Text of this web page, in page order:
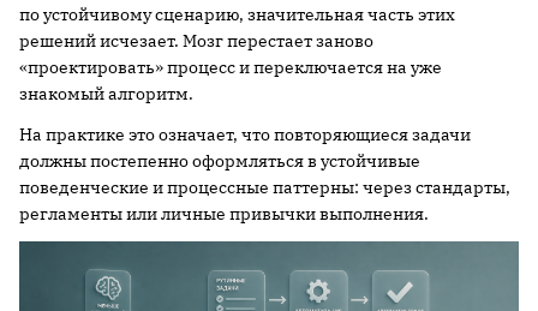
по устойчивому сценарию, значительная часть этих
решений исчезает. Мозг перестает заново
«проектировать» процесс и переключается на уже
знакомый алгоритм.
На практике это означает, что повторяющиеся задачи
должны постепенно оформляться в устойчивые
поведенческие и процессные паттерны: через стандарты,
регламенты или личные привычки выполнения.